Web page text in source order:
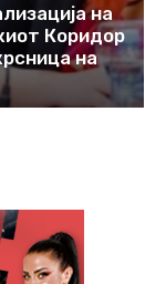
на
Коридор
на